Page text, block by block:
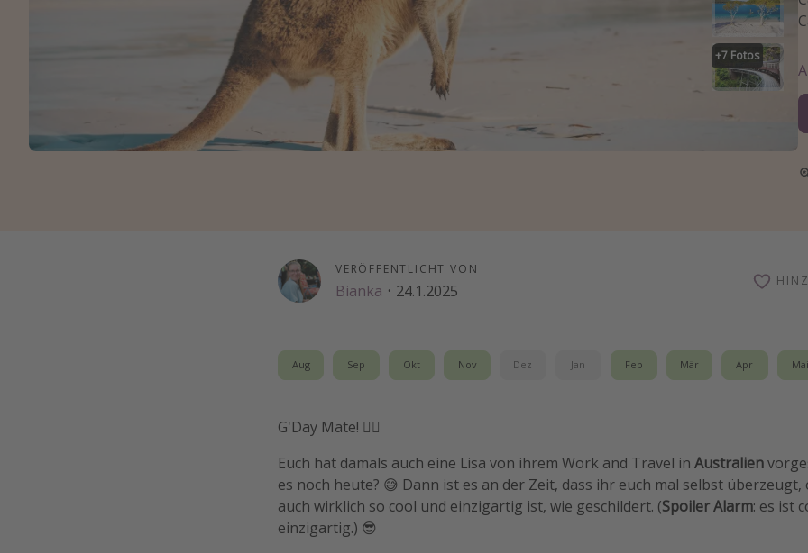
+7 Fotos
VERÖFFENTLICHT VON
Bianka · 24.1.2025
Aug Sep Okt Nov Dez Jan Feb Mär Apr Mai
G'Day Mate! 🏴‍☠️
Euch hat damals auch eine Lisa von ihrem Work and Travel in Australien
es noch heute? 😅 Dann ist es an der Zeit, dass ihr euch mal selbst
auch wirklich so cool und einzigartig ist, wie geschildert. (Spoiler Alarm: es ist
einzigartig.) 😎